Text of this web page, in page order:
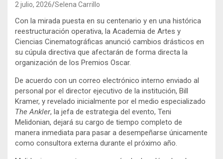
2 julio, 2026 Selena Carrillo
Con la mirada puesta en su centenario y en una histórica
reestructuración operativa, la Academia de Artes y
Ciencias Cinematográficas anunció cambios drásticos en
su cúpula directiva que afectarán de forma directa la
organización de los Premios Oscar.
De acuerdo con un correo electrónico interno enviado al
personal por el director ejecutivo de la institución, Bill
Kramer, y revelado inicialmente por el medio especializado
The Ankler, la jefa de estrategia del evento, Teni
Melidonian, dejará su cargo de tiempo completo de
manera inmediata para pasar a desempeñarse únicamente
como consultora externa durante el próximo año.